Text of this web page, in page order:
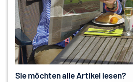
Sie möchten alle Artikel lesen?